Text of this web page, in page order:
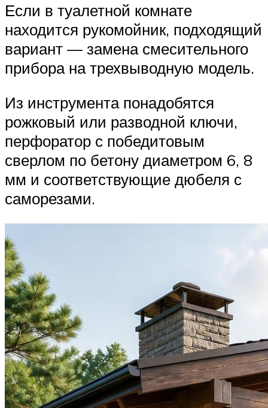
Если в туалетной комнате
находится рукомойник, подходящий
вариант — замена смесительного
прибора на трехвыводную модель.
Из инструмента понадобятся
рожковый или разводной ключи,
перфоратор с победитовым
сверлом по бетону диаметром 6, 8
мм и соответствующие дюбеля с
саморезами.